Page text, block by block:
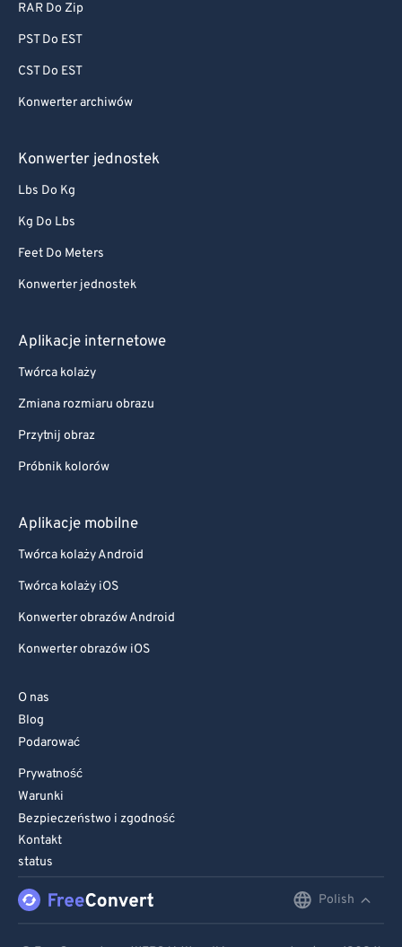
RAR Do Zip
PST Do EST
CST Do EST
Konwerter archiwów
Konwerter jednostek
Lbs Do Kg
Kg Do Lbs
Feet Do Meters
Konwerter jednostek
Aplikacje internetowe
Twórca kolaży
Zmiana rozmiaru obrazu
Przytnij obraz
Próbnik kolorów
Aplikacje mobilne
Twórca kolaży Android
Twórca kolaży iOS
Konwerter obrazów Android
Konwerter obrazów iOS
O nas
Blog
Podarować
Prywatność
Warunki
Bezpieczeństwo i zgodność
Kontakt
status
Polish